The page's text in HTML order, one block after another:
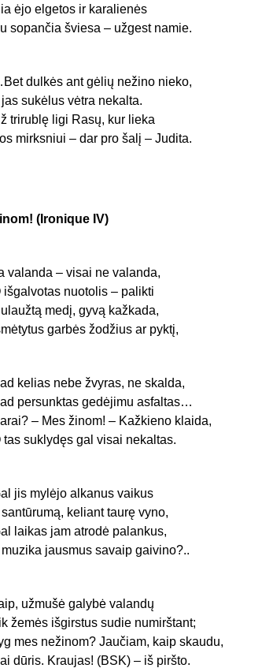
ėjo elgetos ir karalienės
sopančia šviesa – užgest namie.
dulkės ant gėlių nežino nieko,
jas sukėlus vėtra nekalta.
trirublę ligi Rasų, kur lieka
mirksniui – dar pro šalį – Judita.
(Ironique IV)
valanda – visai ne valanda,
išgalvotas nuotolis – palikti
medį, gyvą kažkada,
garbės žodžius ar pyktį,
kelias nebe žvyras, ne skalda,
persunktas gedėjimu asfaltas…
– Mes žinom! – Kažkieno klaida,
tas suklydęs gal visai nekaltas.
jis mylėjo alkanus vaikus
santūrumą, keliant taurę vyno,
laikas jam atrodė palankus,
muzika jausmus savaip gaivino?..
užmušė galybė valandų
žemės išgirstus sudie numirštant;
mes nežinom? Jaučiam, kaip skaudu,
dūris. Kraujas! (BSK) – iš piršto.